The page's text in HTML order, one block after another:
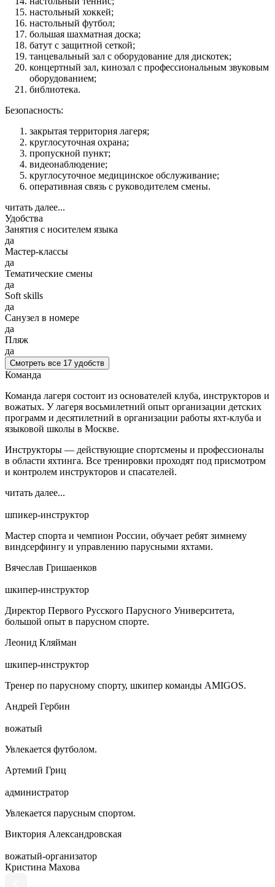
настольный хоккей;
настольный футбол;
большая шахматная доска;
батут с защитной сеткой;
танцевальный зал с оборудование для дискотек;
концертный зал, кинозал с профессиональным звуковым
оборудованием;
библиотека.
Безопасность:
закрытая территория лагеря;
круглосуточная охрана;
пропускной пункт;
видеонаблюдение;
круглосуточное медицинское обслуживание;
оперативная связь с руководителем смены.
читать далее...
Удобства
Занятия с носителем языка
да
Мастер-классы
да
Тематические смены
да
Soft skills
да
Санузел в номере
да
Пляж
да
Смотреть все 17 удобств
Команда
Команда лагеря состоит из основателей клуба, инструкторов и
вожатых. У лагеря восьмилетний опыт организации детских
программ и десятилетний в организации работы яхт-клуба и
языковой школы в Москве.
Инструкторы — действующие спортсмены и профессионалы
в области яхтинга. Все тренировки проходят под присмотром
и контролем инструкторов и спасателей.
читать далее...
шпикер-инструктор
Мастер спорта и чемпион России, обучает ребят зимнему
виндсерфингу и управлению парусными яхтами.
Вячеслав Гришаенков
шкипер-инструктор
Директор Первого Русского Парусного Университета,
большой опыт в парусном спорте.
Леонид Кляйман
шкипер-инструктор
Тренер по парусному спорту, шкипер команды AMIGOS.
Андрей Гербин
вожатый
Увлекается футболом.
Артемий Гриц
администратор
Увлекается парусным спортом.
Виктория Александровская
вожатый-организатор
Кристина Махова